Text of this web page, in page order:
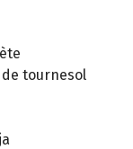
de tournesol